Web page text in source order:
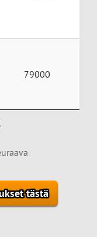
79000
tästä